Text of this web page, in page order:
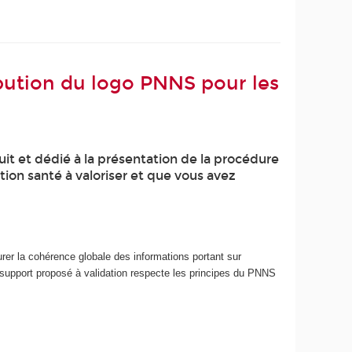
du logo PNNS pour les
et dédié à la présentation de la procédure
santé à valoriser et que vous avez
la cohérence globale des informations portant sur
proposé à validation respecte les principes du PNNS